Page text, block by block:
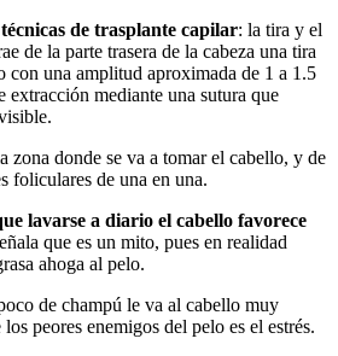
de trasplante capilar: la tira y el
de la parte trasera de la cabeza una tira
con una amplitud aproximada de 1 a 1.5
extracción mediante una sutura que
zona donde se va a tomar el cabello, y de
foliculares de una en una.
lavarse a diario el cabello favorece
que es un mito, pues en realidad
ahoga al pelo.
de champú le va al cabello muy
peores enemigos del pelo es el estrés.